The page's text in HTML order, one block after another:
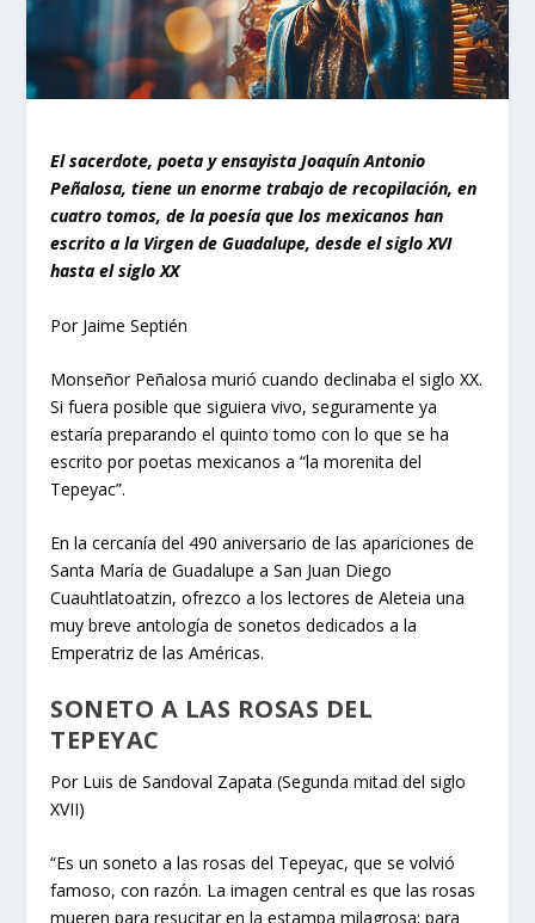
El sacerdote, poeta y ensayista Joaquín Antonio
Peñalosa, tiene un enorme trabajo de recopilación, en
cuatro tomos, de la poesía que los mexicanos han
escrito a la Virgen de Guadalupe, desde el siglo XVI
hasta el siglo XX
Por Jaime Septién
Monseñor Peñalosa murió cuando declinaba el siglo XX.
Si fuera posible que siguiera vivo, seguramente ya
estaría preparando el quinto tomo con lo que se ha
escrito por poetas mexicanos a “la morenita del
Tepeyac”.
En la cercanía del 490 aniversario de las apariciones de
Santa María de Guadalupe a San Juan Diego
Cuauhtlatoatzin, ofrezco a los lectores de Aleteia una
muy breve antología de sonetos dedicados a la
Emperatriz de las Américas.
SONETO A LAS ROSAS DEL
TEPEYAC
Por Luis de Sandoval Zapata (Segunda mitad del siglo
XVII)
“Es un soneto a las rosas del Tepeyac, que se volvió
famoso, con razón. La imagen central es que las rosas
mueren para resucitar en la estampa milagrosa: para